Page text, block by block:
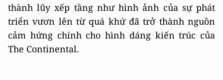
thành lũy xếp tầng như hình ảnh của sự phát
triển vươn lên từ quá khứ đã trở thành nguồn
cảm hứng chính cho hình dáng kiến trúc của
The Continental.